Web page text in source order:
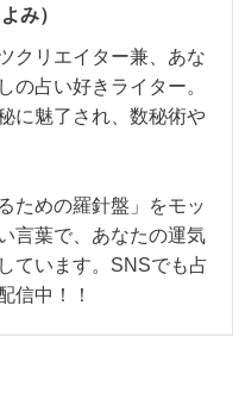
み）
クリエイター兼、あな
の占い好きライター。
に魅了され、数秘術や
ための羅針盤」をモッ
言葉で、あなたの運気
ています。SNSでも占
信中！！